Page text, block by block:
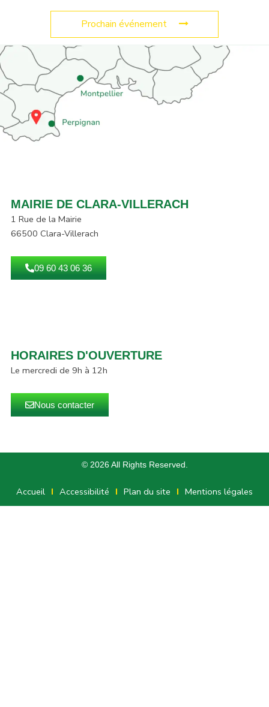
Prochain événement
MAIRIE DE CLARA-VILLERACH
1 Rue de la Mairie
66500 Clara-Villerach
09 60 43 06 36
HORAIRES D'OUVERTURE
Le mercredi de 9h à 12h
Nous contacter
© 2026 All Rights Reserved.
Accueil Accessibilité Plan du site Mentions légales